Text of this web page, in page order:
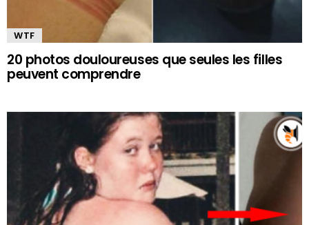
WTF
20 photos douloureuses que seules les filles
peuvent comprendre